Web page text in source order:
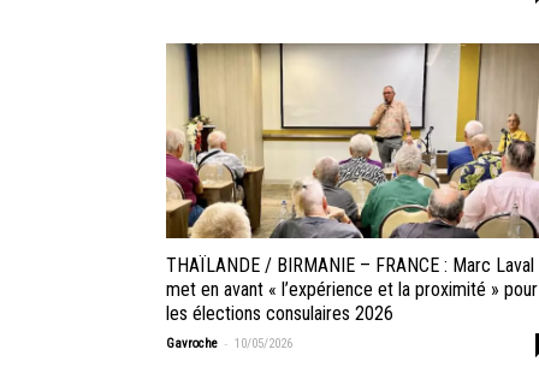
THAÏLANDE / BIRMANIE – FRANCE : Marc Laval
met en avant « l’expérience et la proximité » pour
les élections consulaires 2026
Gavroche - 10/05/2026